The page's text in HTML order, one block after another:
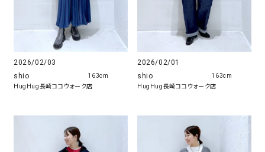
2026/02/03
shio
HugHug長崎ココウォーク店
163cm
2026/02/01
shio
HugHug長崎ココウォーク店
163cm